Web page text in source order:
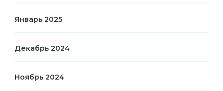
Январь 2025
Декабрь 2024
Ноябрь 2024